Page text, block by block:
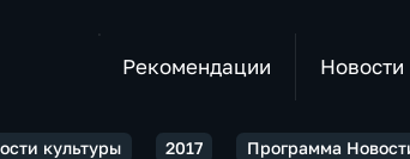
Рекомендации Новости
культуры 2017 Программа